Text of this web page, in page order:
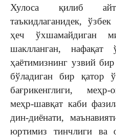
Хулоса қилиб
таъкидлаганидек,
ҳеч ўхшамайдиган
шаклланган, нафақат
ҳаётимизнинг узвий
бўладиган бир қатор
бағрикенглиги, меҳр-
меҳр-шавқат каби
дин-диёнати,
юртимиз тинчлиги ва